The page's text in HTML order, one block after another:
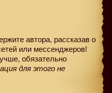
автора, рассказав о
или мессенджеров!
обязательно
для этого не